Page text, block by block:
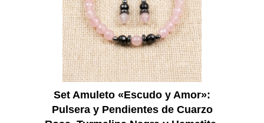
Set Amuleto «Escudo y Amor»:
Pulsera y Pendientes de Cuarzo